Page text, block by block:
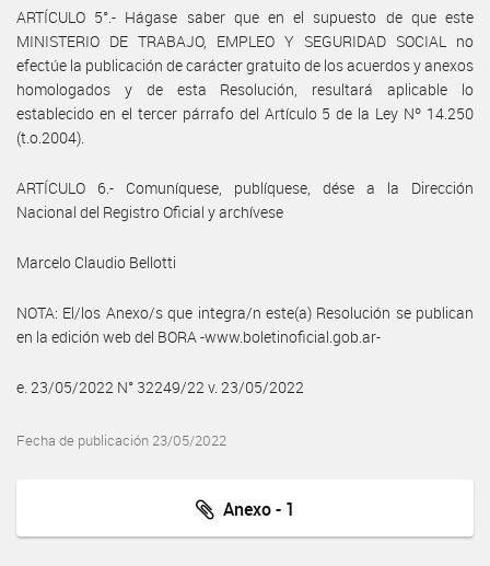
ARTÍCULO 5°.- Hágase saber que en el supuesto de que este
MINISTERIO DE TRABAJO, EMPLEO Y SEGURIDAD SOCIAL no
efectúe la publicación de carácter gratuito de los acuerdos y anexos
homologados y de esta Resolución, resultará aplicable lo
establecido en el tercer párrafo del Artículo 5 de la Ley Nº 14.250
(t.o.2004).
ARTÍCULO 6.- Comuníquese, publíquese, dése a la Dirección
Nacional del Registro Oficial y archívese
Marcelo Claudio Bellotti
NOTA: El/los Anexo/s que integra/n este(a) Resolución se publican
en la edición web del BORA -www.boletinoficial.gob.ar-
e. 23/05/2022 N° 32249/22 v. 23/05/2022
Fecha de publicación 23/05/2022
Anexo - 1